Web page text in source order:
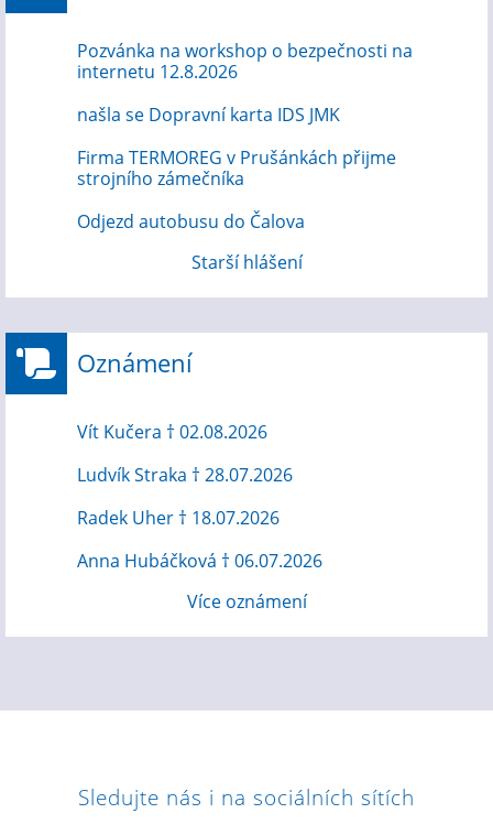
Pozvánka na workshop o bezpečnosti na
internetu 12.8.2026
našla se Dopravní karta IDS JMK
Firma TERMOREG v Prušánkách přijme
strojního zámečníka
Odjezd autobusu do Čalova
Starší hlášení
Oznámení
Vít Kučera † 02.08.2026
Ludvík Straka † 28.07.2026
Radek Uher † 18.07.2026
Anna Hubáčková † 06.07.2026
Více oznámení
Sledujte nás i na sociálních sítích